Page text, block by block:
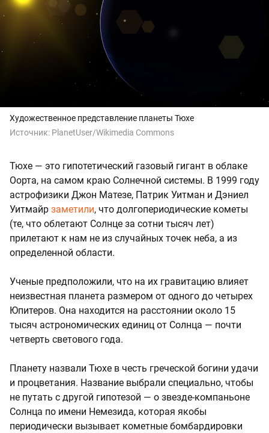
Художественное представление планеты Тюхе
Источник: PlanetUser/Wikimedia Commons
Тюхе — это гипотетический газовый гигант в облаке
Оорта, на самом краю Солнечной системы. В 1999 году
астрофизики Джон Матезе, Патрик Уитман и Дэниел
Уитмайр заметили, что долгопериодические кометы
(те, что облетают Солнце за сотни тысяч лет)
прилетают к нам не из случайных точек неба, а из
определенной области.
Ученые предположили, что на их гравитацию влияет
неизвестная планета размером от одного до четырех
Юпитеров. Она находится на расстоянии около 15
тысяч астрономических единиц от Солнца — почти
четверть светового года.
Планету назвали Тюхе в честь греческой богини удачи
и процветания. Название выбрали специально, чтобы
не путать с другой гипотезой — о звезде-компаньоне
Солнца по имени Немезида, которая якобы
периодически вызывает кометные бомбардировки